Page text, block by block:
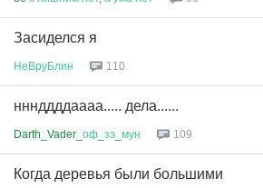
Засиделся я
НеВруБлин 110
нннддддаааа..... дела......
Darth_Vader_ оф зэ мун 109
Когда деревья были большими